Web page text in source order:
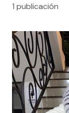
1 publicación